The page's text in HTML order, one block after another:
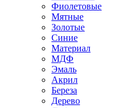
Фиолетовые
Мятные
Золотые
Синие
Материал
МДФ
Эмаль
Акрил
Береза
Дерево